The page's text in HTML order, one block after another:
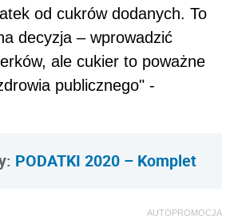
od cukrów dodanych. To
decyzja – wprowadzić
ale cukier to poważne
publicznego" -
PODATKI 2020 – Komplet
AUTOPROMOCJA